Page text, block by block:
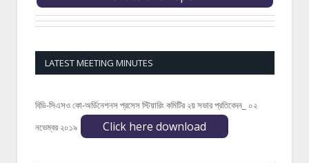
LATEST MEETING MINUTES
বিডি-সিএসও কো-অর্ডিনেশনস প্রসেস স্টিয়ারিং কমিটির ২য় সভার প্রতিবেদন_ ০২
নভেম্বর ২০১৯
Click here download